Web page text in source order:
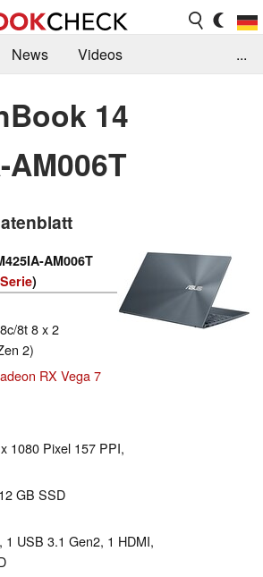
News
Videos
Suche
...
14
AM006T
AM006T
)
8c/8t 8 x 2
2)
RX Vega 7
1080 Pixel 157 PPI,
GB SSD
USB 3.1 Gen2, 1 HDMI,